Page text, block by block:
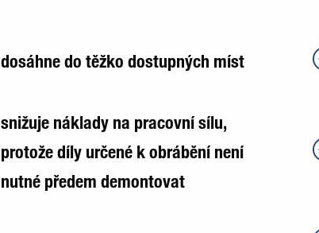
dosáhne do těžko dostupných míst
snižuje náklady na pracovní sílu,
protože díly určené k obrábění není
nutné předem demontovat